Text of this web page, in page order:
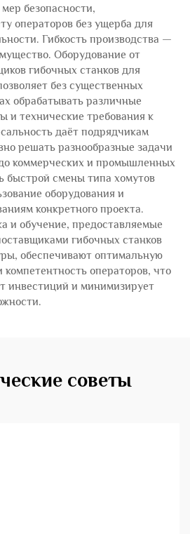
безопасности,
операторов без ущерба для
Гибкость производства —
Оборудование от
гибочных станков для
без существенных
обрабатывать различные
и технические требования к
даёт подрядчикам
решать разнообразные задачи
коммерческих и промышленных
быстрой смены типа хомутов
оборудования и
конкретного проекта.
и обучение, предоставляемые
гибочных станков
обеспечивают оптимальную
компетентность операторов, что
инвестиций и минимизирует
советы